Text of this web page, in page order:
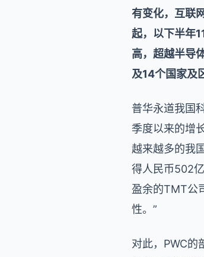
有变化，互联
起，以下半年
高，超越半导
及14个国家及
普华永道我国
季度以来的增
越来越多的我
得人民币502
盈余的TMT公
性。”
对此，PWC的